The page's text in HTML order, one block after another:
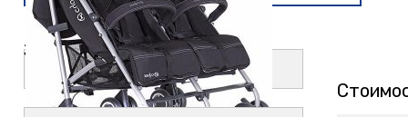
Заказать доставку